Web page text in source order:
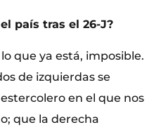
país tras el 26-J?
que ya está, imposible.
de izquierdas se
en el que nos
que la derecha